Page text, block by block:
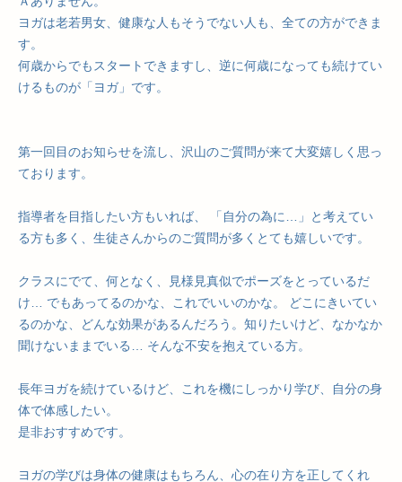
ヨガは老若男女、健康な人もそうでない人も、全ての方ができま
す。
何歳からでもスタートできますし、逆に何歳になっても続けてい
けるものが「ヨガ」です。
第一回目のお知らせを流し、沢山のご質問が来て大変嬉しく思っ
ております。
指導者を目指したい方もいれば、 「自分の為に…」と考えてい
る方も多く、生徒さんからのご質問が多くとても嬉しいです。
クラスにでて、何となく、見様見真似でポーズをとっているだ
け… でもあってるのかな、これでいいのかな。 どこにきいてい
るのかな、どんな効果があるんだろう。知りたいけど、なかなか
聞けないままでいる… そんな不安を抱えている方。
長年ヨガを続けているけど、これを機にしっかり学び、自分の身
体で体感したい。
是非おすすめです。
ヨガの学びは身体の健康はもちろん、心の在り方を正してくれ